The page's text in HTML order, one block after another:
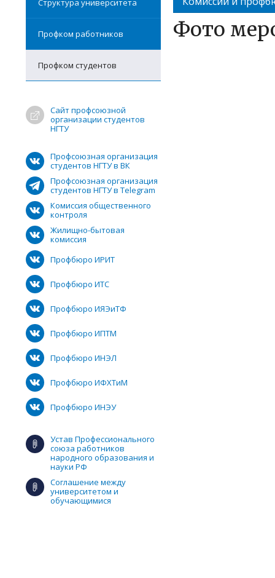
Структура университета
Профком работников
Профком студентов
Сайт профсоюзной
организации студентов
НГТУ
Профсоюзная организация
студентов НГТУ в ВК
Профсоюзная организация
студентов НГТУ в Telegram
Комиссия общественного
контроля
Жилищно-бытовая
комиссия
Профбюро ИРИТ
Профбюро ИТС
Профбюро ИЯЭиТФ
Профбюро ИПТМ
Профбюро ИНЭЛ
Профбюро ИФХТиМ
Профбюро ИНЭУ
Устав Профессионального
союза работников
народного образования и
науки РФ
Соглашение между
университетом и
обучающимися
Фото